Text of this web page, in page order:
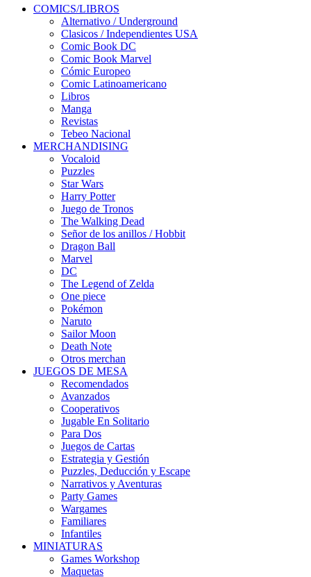
COMICS/LIBROS
Alternativo / Underground
Clasicos / Independientes USA
Comic Book DC
Comic Book Marvel
Cómic Europeo
Comic Latinoamericano
Libros
Manga
Revistas
Tebeo Nacional
MERCHANDISING
Vocaloid
Puzzles
Star Wars
Harry Potter
Juego de Tronos
The Walking Dead
Señor de los anillos / Hobbit
Dragon Ball
Marvel
DC
The Legend of Zelda
One piece
Pokémon
Naruto
Sailor Moon
Death Note
Otros merchan
JUEGOS DE MESA
Recomendados
Avanzados
Cooperativos
Jugable En Solitario
Para Dos
Juegos de Cartas
Estrategia y Gestión
Puzzles, Deducción y Escape
Narrativos y Aventuras
Party Games
Wargames
Familiares
Infantiles
MINIATURAS
Games Workshop
Maquetas